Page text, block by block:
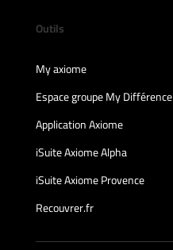
Outils
My axiome
Espace groupe My Différence
Application Axiome
iSuite Axiome Alpha
iSuite Axiome Provence
Recouvrer.fr